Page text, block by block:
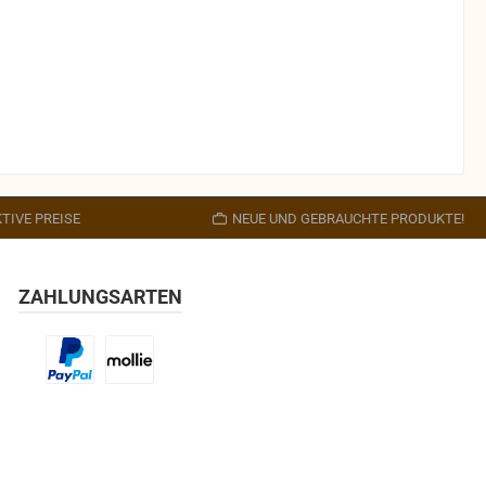
PREISE NEUE UND GEBRAUCHTE PRODUKTE!
ZAHLUNGSARTEN